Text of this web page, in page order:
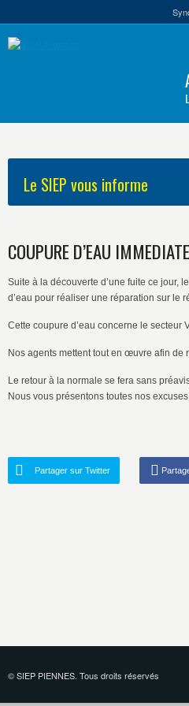
Le SIEP vous informe
COUPURE D’EAU
Suite à la découverte d’une fuite ce jour,
d’eau pour réaliser une réparation sur le
Cette coupure d’eau concerne le secteur
Nos agents mettent tout en œuvre afin
Le retour à la normale se fera sans
Nous vous présentons toutes nos
Partager sur Twitter
© SIEP PIENNES. Tous droits réservés